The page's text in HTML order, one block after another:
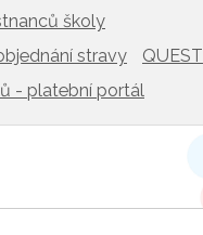
školy
stravy
QUEST
- platební portál